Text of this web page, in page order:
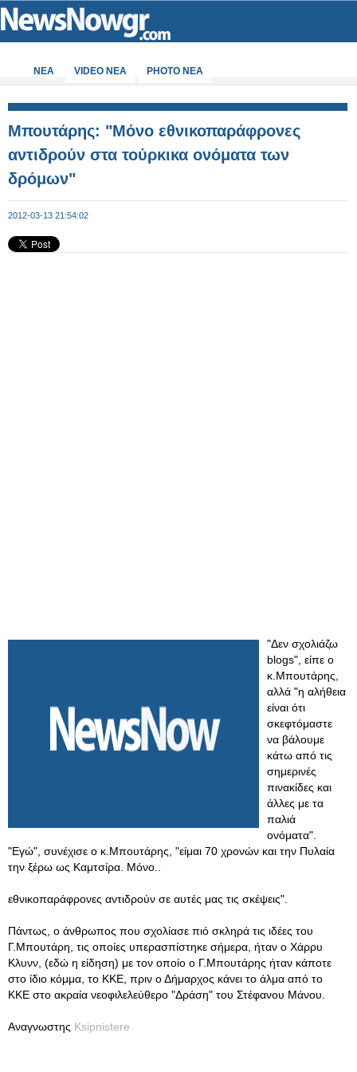
ΝΕΑ VIDEO NEA PHOTO NEA
Μπουτάρης: "Μόνο εθνικοπαράφρονες
αντιδρούν στα τούρκικα ονόματα των
δρόμων"
2012-03-13 21:54:02
"Δεν σχολιάζω
blogs", είπε ο
κ.Μπουτάρης,
αλλά "η αλήθεια
είναι ότι
σκεφτόμαστε
να βάλουμε
κάτω από τις
σημερινές
πινακίδες και
άλλες με τα
παλιά
ονόματα".
"Εγώ", συνέχισε ο κ.Μπουτάρης, "είμαι 70 χρονών και την Πυλαία
την ξέρω ως Καμτσίρα. Μόνο..
εθνικοπαράφρονες αντιδρούν σε αυτές μας τις σκέψεις".
Πάντως, ο άνθρωπος που σχολίασε πιό σκληρά τις ιδέες του
Γ.Μπουτάρη, τις οποίες υπερασπίστηκε σήμερα, ήταν ο Χάρρυ
Κλυνν, (εδώ η είδηση) με τον οποίο ο Γ.Μπουτάρης ήταν κάποτε
στο ίδιο κόμμα, το ΚΚΕ, πριν ο Δήμαρχος κάνει το άλμα από το
ΚΚΕ στο ακραία νεοφιλελεύθερο "Δράση" του Στέφανου Μάνου.
Αναγνωστης Ksipnistere